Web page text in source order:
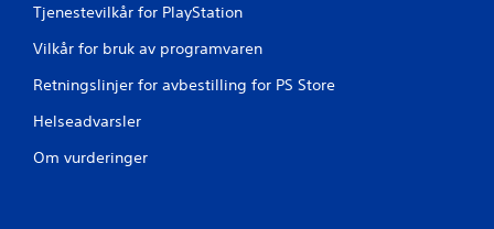
Tjenestevilkår for PlayStation
Vilkår for bruk av programvaren
Retningslinjer for avbestilling for PS Store
Helseadvarsler
Om vurderinger